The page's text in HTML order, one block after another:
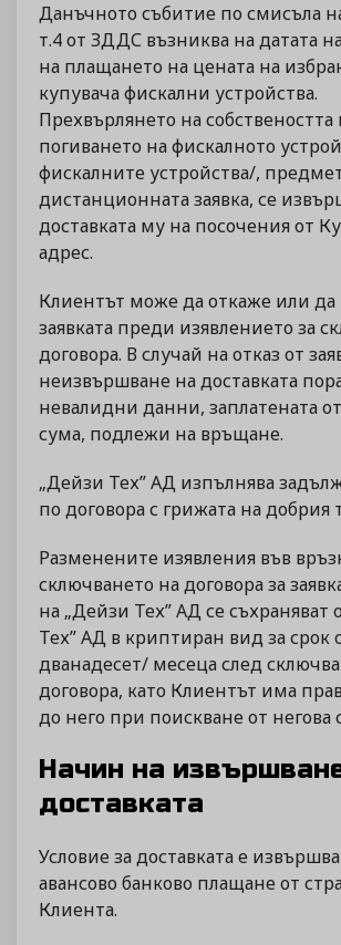
Данъчното събитие по смисъла
т.4 от ЗДДС възниква на датата
на плащането на цената на
купувача фискални устройства.
Прехвърлянето на собствеността
погиването на фискалното
фискалните устройства/,
дистанционната заявка, се
доставката му на посочения от
адрес.
Клиентът може да откаже или
заявката преди изявлението за
договора. В случай на отказ от
неизвършване на доставката
невалидни данни, заплатената
сума, подлежи на връщане.
„Дейзи Тех” АД изпълнява
по договора с грижата на добрия
Разменените изявления във
сключването на договора за
на „Дейзи Тех” АД се съхраняват
Тех” АД в криптиран вид за срок
дванадесет/ месеца след
договора, като Клиентът има
до него при поискване от негова
Начин на
доставката
Условие за доставката е
авансово банково плащане от
Клиента.